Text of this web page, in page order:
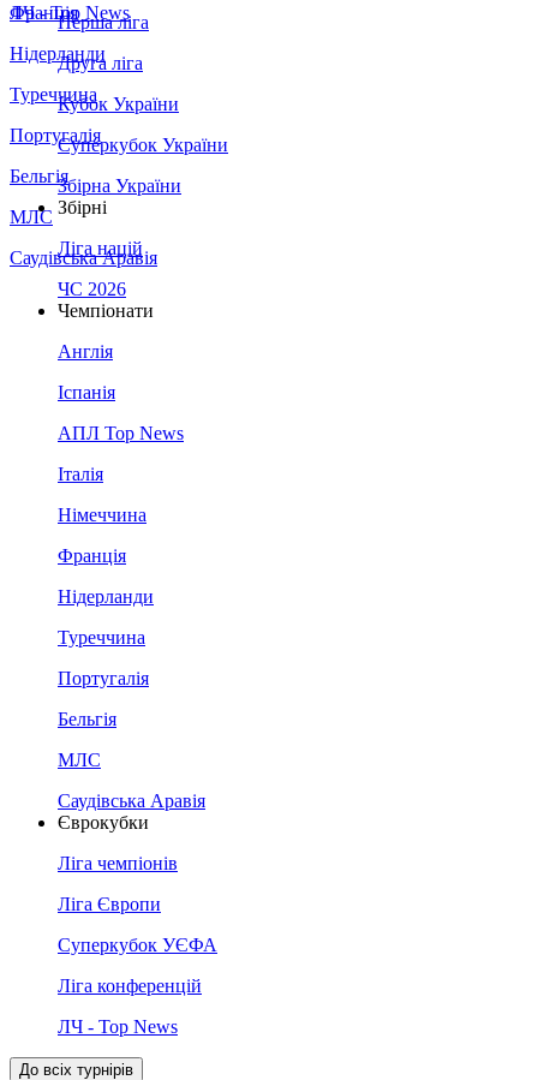
Франція
Нідерланди
Туреччина
Португалія
Бельгія
МЛС
Саудівська Аравія
ЛЧ - Top News
Перша ліга
Друга ліга
Кубок України
Суперкубок України
Збірна України
Збірні
Ліга націй
ЧС 2026
Чемпіонати
Англія
Іспанія
АПЛ Top News
Італія
Німеччина
Франція
Нідерланди
Туреччина
Португалія
Бельгія
МЛС
Саудівська Аравія
Єврокубки
Ліга чемпіонів
Ліга Європи
Суперкубок УЄФА
Ліга конференцій
ЛЧ - Top News
До всіх турнірів